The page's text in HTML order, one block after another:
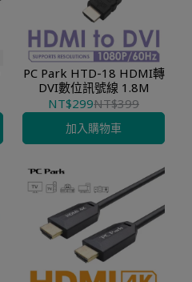
PC Park HTD-18 HDMI轉
DVI數位訊號線 1.8M
NT$299NT$399
加入購物車